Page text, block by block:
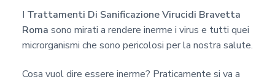
I Trattamenti Di Sanificazione Virucidi Bravetta
Roma sono mirati a rendere inerme i virus e tutti quei
microrganismi che sono pericolosi per la nostra salute.
Cosa vuol dire essere inerme? Praticamente si va a